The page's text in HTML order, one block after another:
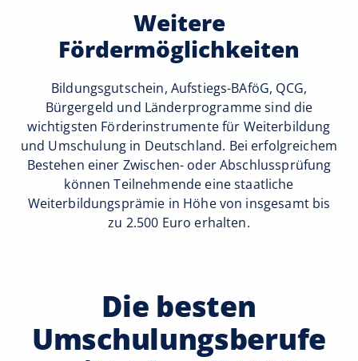
Weitere
Fördermöglichkeiten
Bildungsgutschein, Aufstiegs-BAföG, QCG,
Bürgergeld und Länderprogramme sind die
wichtigsten Förderinstrumente für Weiterbildung
und Umschulung in Deutschland. Bei erfolgreichem
Bestehen einer Zwischen- oder Abschlussprüfung
können Teilnehmende eine staatliche
Weiterbildungsprämie in Höhe von insgesamt bis
zu 2.500 Euro erhalten.
Die besten
Umschulungsberufe